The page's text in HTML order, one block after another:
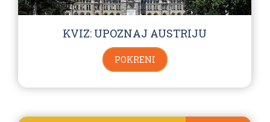
KVIZ: UPOZNAJ AUSTRIJU
POKRENI